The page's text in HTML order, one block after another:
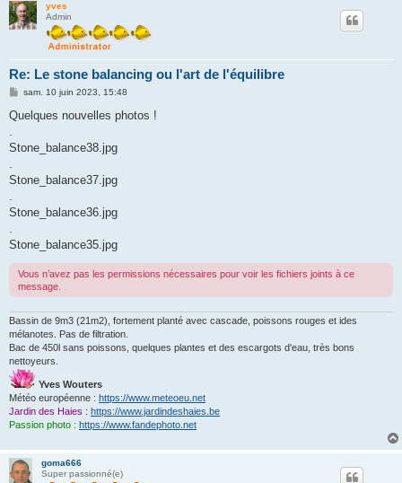
yves
Admin
Re: Le stone balancing ou l'art de l'équilibre
M
s
g
sam. 10 juin 2023, 15:48
Quelques nouvelles photos !
Stone_balance38.jpg
Stone_balance37.jpg
Stone_balance36.jpg
Stone_balance35.jpg
Vous n’avez pas les permissions nécessaires pour voir les fichiers joints à ce
message.
Bassin de 9m3 (21m2), fortement planté avec cascade, poissons rouges et ides
mélanotes. Pas de filtration.
Bac de 450l sans poissons, quelques plantes et des escargots d'eau, très bons
nettoyeurs.
Yves Wouters
Météo européenne : https://www.meteoeu.net
Jardin des Haies : https://www.jardindeshaies.be
Passion photo : https://www.fandephoto.net
goma666
Super passionné(e)